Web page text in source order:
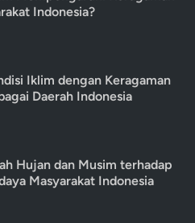
Indonesia?
Iklim dengan Keragaman
Daerah Indonesia
Hujan dan Musim terhadap
Masyarakat Indonesia